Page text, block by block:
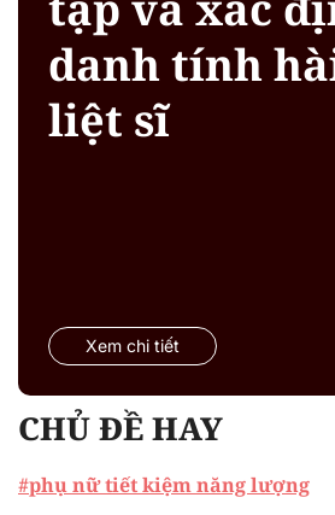
danh tính
liệt sĩ
Xem chi tiết
CHỦ ĐỀ HAY
#phụ nữ tiết kiệm năng lượng